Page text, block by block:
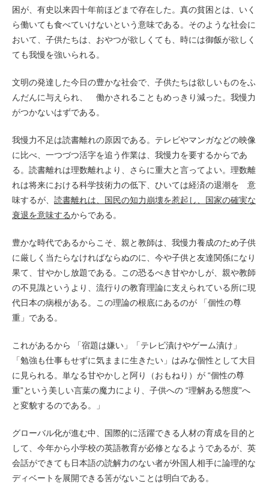
困が、有史以来四十年前ほどまで存在した。真の貧困とは、いく
ら働いても食べていけないという意味である。そのような社会に
おいて、子供たちは、おやつが欲しくても、時には御飯が欲しく
ても我慢を強いられる。
文明の発達した今日の豊かな社会で、子供たちは欲しいものをふ
んだんに与えられ、 働かされることもめっきり減った。我慢力
がつかないはずである。
我慢力不足は読書離れの原因である。テレビやマンガなどの映像
に比べ、一つづつ活字を追う作業は、我慢力を要するからであ
る。読書離れは理数離れより、さらに重大と言ってよい。理数離
れは将来における科学技術力の低下、ひいては経済の退潮を 意
味するが、 読書離れは、国民の知力崩壊を惹起し、国家の確実な
衰退を意味するからである。
豊かな時代であるからこそ、親と教師は、我慢力養成のため子供
に厳しく当たらなければならぬのに、今や子供と友達関係になり
果て、甘やかし放題である。この恐るべき甘やかしが、親や教師
の不見識というより、流行りの教育理論に支えられている所に現
代日本の病根がある。この理論の根底にあるのが 「個性の尊
重」である。
これがあるから 「宿題は嫌い」「テレビ漬けやゲーム漬け」
「勉強も仕事もせずに気ままに生きたい」はみな個性として大目
に見られる。単なる甘やかしと阿り（おもねり）が “個性の尊
重”という美しい言葉の魔力により、子供への “理解ある態度”へ
と変貌するのである。」
グローバル化が進む中、国際的に活躍できる人材の育成を目的と
して、今年から小学校の英語教育が必修となるようであるが、英
会話ができても日本語の読解力のない者が外国人相手に論理的な
ディベートを展開できる筈がないことは明白である。